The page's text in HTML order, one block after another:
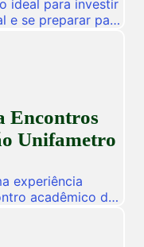
ideal para investir
e se preparar para
de trabalho.
promoverá,
Carreiras, uma
composta por
para alunos,
[…]
Encontros
Unifametro
experiência
acadêmico da
Novembro de
portas para a